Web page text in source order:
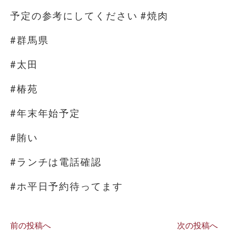
予定の参考にしてください #焼肉
#群馬県
#太田
#椿苑
#年末年始予定
#賄い
#ランチは電話確認
#ホ平日予約待ってます
前の投稿へ 次の投稿へ